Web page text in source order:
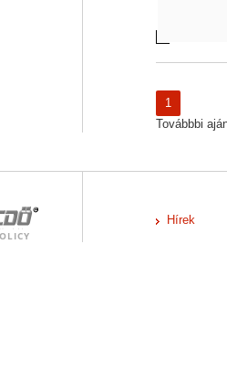
1
Továbbbi
Hírek